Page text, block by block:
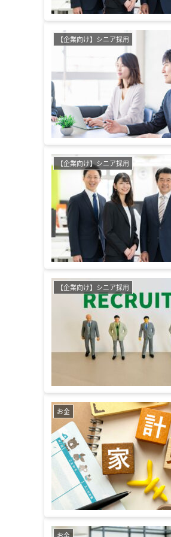
【企業向け】シニア採用
【企業向け】シニア採用
【企業向け】シニア採用
お金
お金